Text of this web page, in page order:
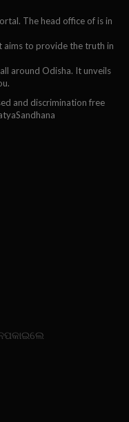
The head office of is in
aims to provide the truth in
around Odisha. It unveils
and discrimination free